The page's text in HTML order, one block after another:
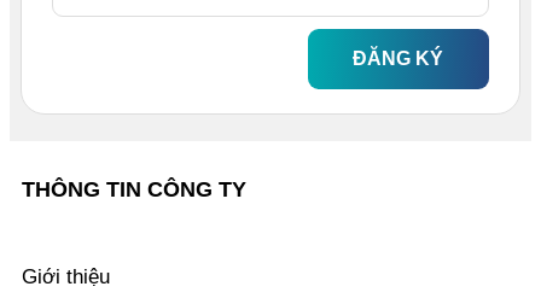
ĐĂNG KÝ
THÔNG TIN CÔNG TY
Giới thiệu